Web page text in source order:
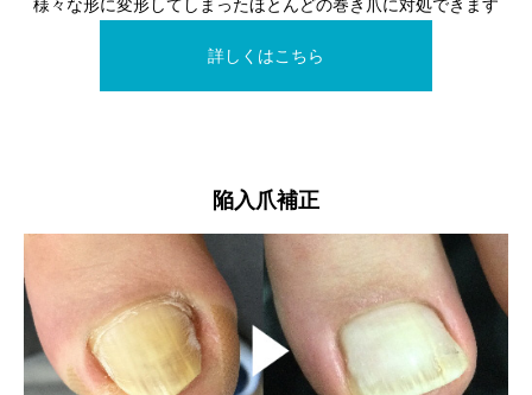
様々な形に変形してしまったほとんどの巻き爪に対処できます
詳しくはこちら
陥入爪補正